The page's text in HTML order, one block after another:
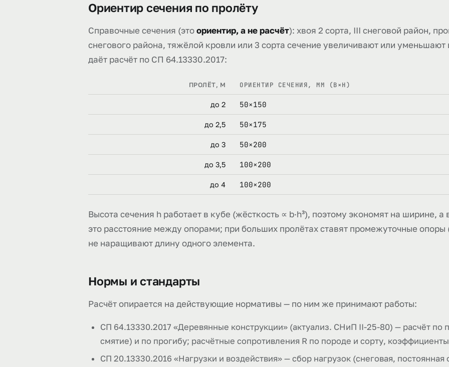
Ориентир сечения по пролёту
Справочные сечения (этоориентир, а не расчёт): хвоя 2 сорта, III снеговой район,
снегового района, тяжёлой кровли или 3 сорта сечение увеличивают или
даёт расчёт по СП 64.13330.2017:
ПРОЛЁТ, М ОРИЕНТИР СЕЧЕНИЯ, ММ (B×H)
до 2 50×150
до 2,5 50×175
до 3 50×200
до 3,5 100×200
до 4 100×200
Высота сечения h работает в кубе (жёсткость ∝ b·h³), поэтому экономят на ширине,
это расстояние между опорами; при больших пролётах ставят промежуточные
не наращивают длину одного элемента.
Нормы и стандарты
Расчёт опирается на действующие нормативы — по ним же принимают работы:
СП 64.13330.2017 «Деревянные конструкции» (актуализ. СНиП II-25-80) — расчёт по
смятие) и по прогибу; расчётные сопротивления R по породе и сорту,
СП 20.13330.2016 «Нагрузки и воздействия» — сбор нагрузок (снеговая,